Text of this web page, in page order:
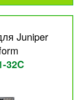
Juniper
32C